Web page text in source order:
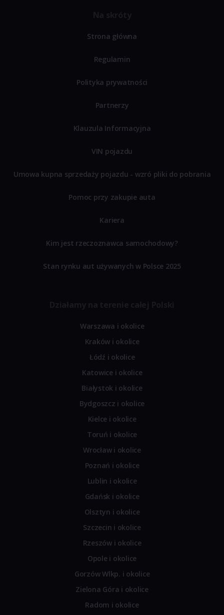
Strona główna
Regulamin
Polityka prywatności
Partnerzy
Klauzula Informacyjna
VIN pojazdu
Umowa kupna sprzedaży pojazdu - wzró pliki do pobrania
Pomoc przy zakupie auta
Kariera
Kim jest rzeczoznawca samochodowy?
Stan rynku aut używanych w Polsce 2025
Warszawa i okolice
Kraków i okolice
Łódź i okolice
Katowice i okolice
Białystok i okolice
Bydgoszcz i okolice
Kielce i okolice
Toruń i okolice
Wrocław i okolice
Poznań i okolice
Lublin i okolice
Gdańsk i okolice
Olsztyn i okolice
Szczecin i okolice
Rzeszów i okolice
Opole i okolice
Gorzów Wlkp. i okolice
Zielona Góra i okolice
Radom i okolice